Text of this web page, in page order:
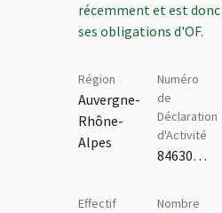
récemment et est donc
ses obligations d'OF.
Région
Auvergne-
Rhône-
Alpes
Numéro
de
Déclaration
d'Activité
84630532163
Effectif
Nombre